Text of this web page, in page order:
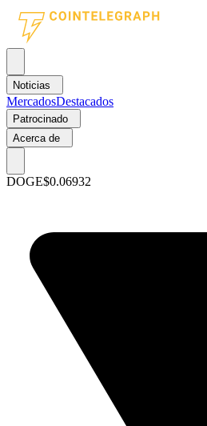
Noticias
MercadosDestacados
Patrocinado
Acerca de
DOGE$0.06932